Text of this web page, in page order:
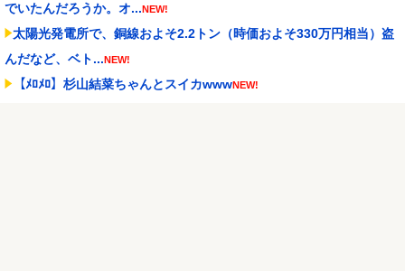
でいたんだろうか。オ...NEW!
太陽光発電所で、銅線およそ2.2トン（時価およそ330万円相当）盗
んだなど、ベト...NEW!
【ﾒﾛﾒﾛ】杉山結菜ちゃんとスイカwwwNEW!